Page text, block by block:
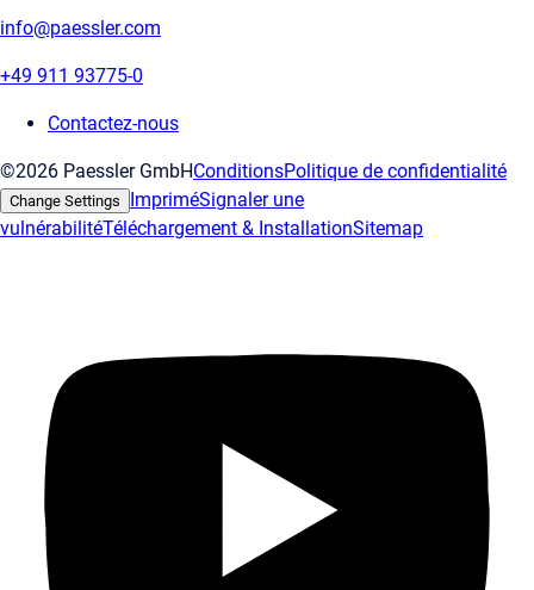
info@paessler.com
+49 911 93775-0
Contactez-nous
©2026 Paessler GmbHConditionsPolitique de confidentialité
Change Settings ImpriméSignaler une
vulnérabilitéTéléchargement & InstallationSitemap